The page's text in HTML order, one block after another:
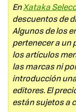
EnXataka
descuentos de
Algunos de los
pertenecer a un
los artículos
las marcas ni
introducción
editores. El
están sujetos a